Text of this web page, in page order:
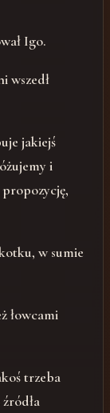
Igo.
wszedł
jakiejś
i
w sumie
łowcami
trzeba